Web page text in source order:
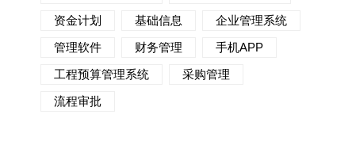
资金计划
基础信息
企业管理系统
管理软件
财务管理
手机APP
工程预算管理系统
采购管理
流程审批